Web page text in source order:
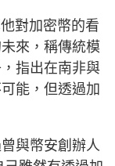
對加密幣的看
來，稱傳統模
指出在南非與
能，但透過加
與幣安創辦人